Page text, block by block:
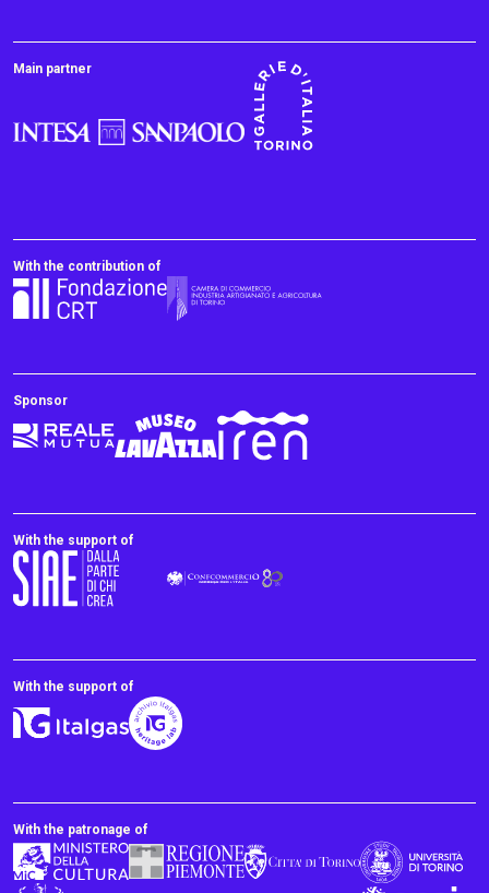
Main partner
With the contribution of
Sponsor
With the support of
With the support of
With the patronage of